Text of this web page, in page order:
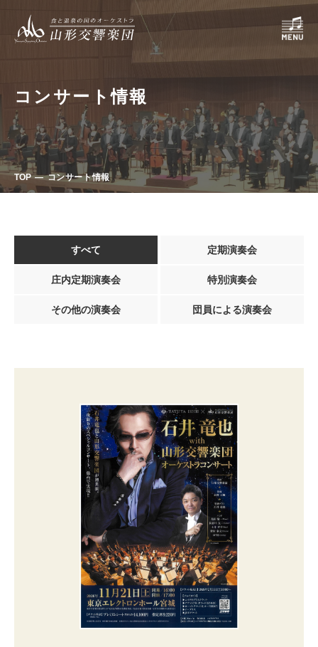
コンサート情報
TOP コンサート情報
すべて 定期演奏会
庄内定期演奏会 特別演奏会
その他の演奏会 団員による演奏会